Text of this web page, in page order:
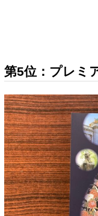
第5位：プレミ